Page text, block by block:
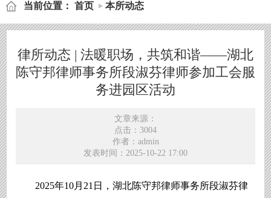
当前位置：首页 本所动态
律所动态 | 法暖职场，共筑和谐——湖北
陈守邦律师事务所段淑芬律师参加工会服
务进园区活动
文章来源：
点击：3004
作者：admin
发表时间：2025-10-22 17:00
2025年10月21日，湖北陈守邦律师事务所段淑芬律